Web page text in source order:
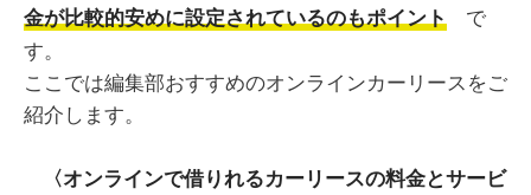
金が比較的安めに設定されているのもポイント
で
す。
ここでは編集部おすすめのオンラインカーリースをご
紹介します。
〈オンラインで借りれるカーリースの料金とサービ